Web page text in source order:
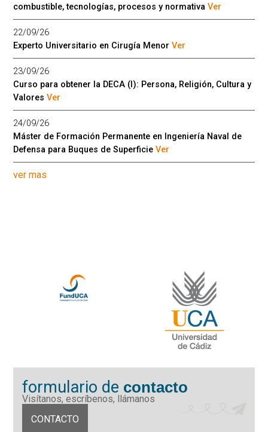
combustible, tecnologías, procesos y normativaVer
22/09/26
Experto Universitario en Cirugía MenorVer
23/09/26
Curso para obtener la DECA (I): Persona, Religión, Cultura y
ValoresVer
24/09/26
Máster de Formación Permanente en Ingeniería Naval de
Defensa para Buques de SuperficieVer
ver mas
formulario de contacto
Visítanos, escríbenos, llámanos
CONTACTO